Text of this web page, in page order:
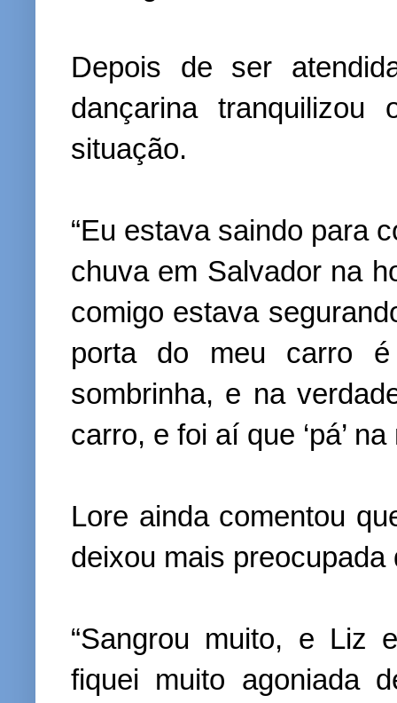
Depois de ser
dançarina
situação.
“Eu estava saindo para
chuva em Salvador na
comigo estava
porta do meu carro
sombrinha, e na
carro, e foi aí que ‘pá’
Lore ainda comentou
deixou mais
“Sangrou muito, e Liz
fiquei muito agoniada